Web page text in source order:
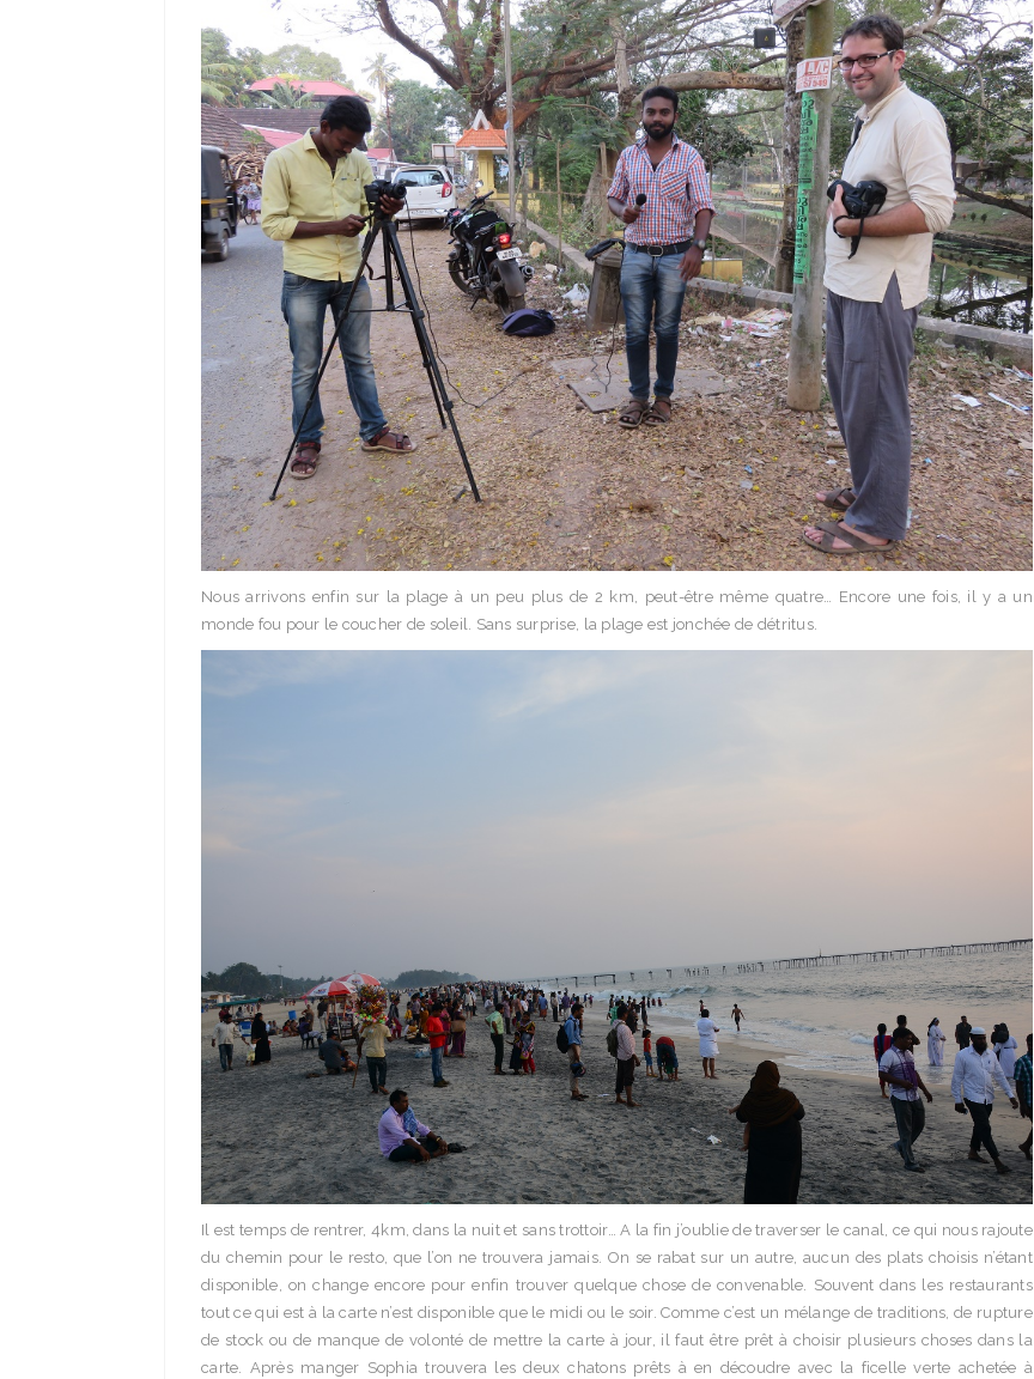
Nous arrivons enfin sur la plage à un peu plus de 2 km, peut-être même quatre… Encore une fois, il y a un
monde fou pour le coucher de soleil. Sans surprise, la plage est jonchée de détritus.
Il est temps de rentrer, 4km, dans la nuit et sans trottoir… A la fin j’oublie de traverser le canal, ce qui nous rajoute
du chemin pour le resto, que l’on ne trouvera jamais. On se rabat sur un autre, aucun des plats choisis n’étant
disponible, on change encore pour enfin trouver quelque chose de convenable. Souvent dans les restaurants
tout ce qui est à la carte n’est disponible que le midi ou le soir. Comme c’est un mélange de traditions, de rupture
de stock ou de manque de volonté de mettre la carte à jour, il faut être prêt à choisir plusieurs choses dans la
carte. Après manger Sophia trouvera les deux chatons prêts à en découdre avec la ficelle verte achetée à